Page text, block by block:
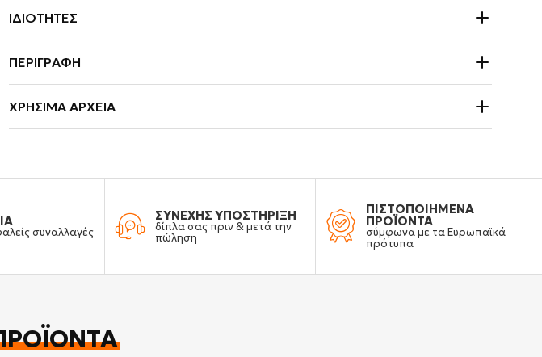
ΙΔΙΌΤΗΤΕΣ
ΠΕΡΙΓΡΑΦΉ
ΧΡΉΣΙΜΑ ΑΡΧΕΊΑ
συναλλαγές
ΣΥΝΕΧΗΣ ΥΠΟΣΤΗΡΙΞΗ
δίπλα σας πριν & μετά την
πώληση
ΠΙΣΤΟΠΟΙΗΜΕΝΑ
ΠΡΟΪΟΝΤΑ
σύμφωνα με τα Ευρωπαϊκά
πρότυπα